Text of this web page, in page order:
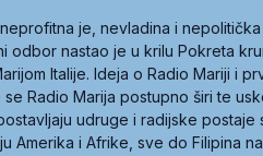
je, nevladina i
odbor nastao je u krilu Pokreta
Italije. Ideja o Radio Mariji i
se Radio Marija postupno širi te
udruge i radijske
Amerika i Afrike, sve do Filipina